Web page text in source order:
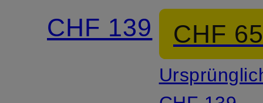
Jeans
TOMMA
CHF 139 CHF